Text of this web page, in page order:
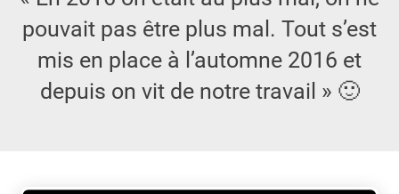
pouvait pas être plus mal. Tout s’est
mis en place à l’automne 2016 et
depuis on vit de notre travail » 🙂